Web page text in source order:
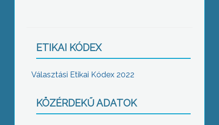
ETIKAI KÓDEX
Választási Etikai Kódex 2022
KÖZÉRDEKŰ ADATOK